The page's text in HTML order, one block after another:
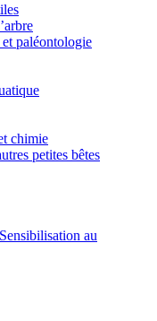
paléontologie
chimie
petites bêtes
Sensibilisation au